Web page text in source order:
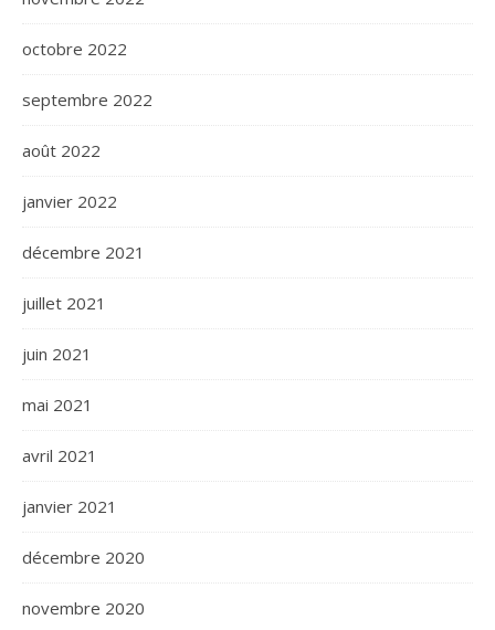
octobre 2022
septembre 2022
août 2022
janvier 2022
décembre 2021
juillet 2021
juin 2021
mai 2021
avril 2021
janvier 2021
décembre 2020
novembre 2020